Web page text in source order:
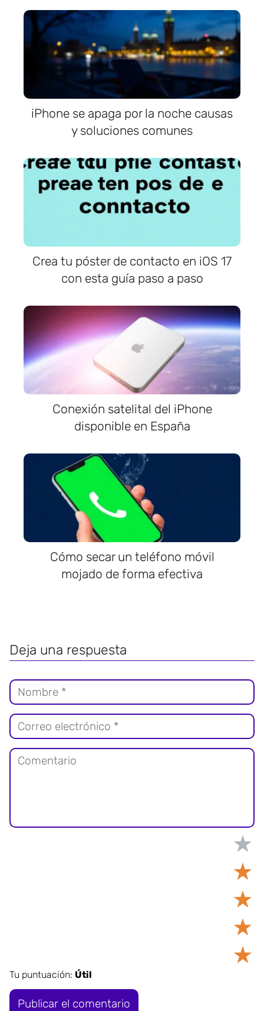
iPhone se apaga por la noche causas
y soluciones comunes
Crea tu póster de contacto en iOS 17
con esta guía paso a paso
Conexión satelital del iPhone
disponible en España
Cómo secar un teléfono móvil
mojado de forma efectiva
Deja una respuesta
★
★
★
★
★
Tu puntuación: Útil